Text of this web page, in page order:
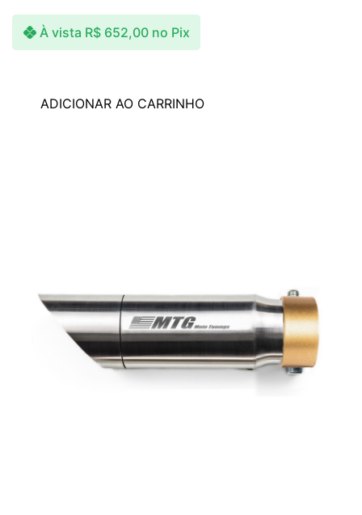
À vista R$652,00 no Pix
ADICIONAR AO CARRINHO